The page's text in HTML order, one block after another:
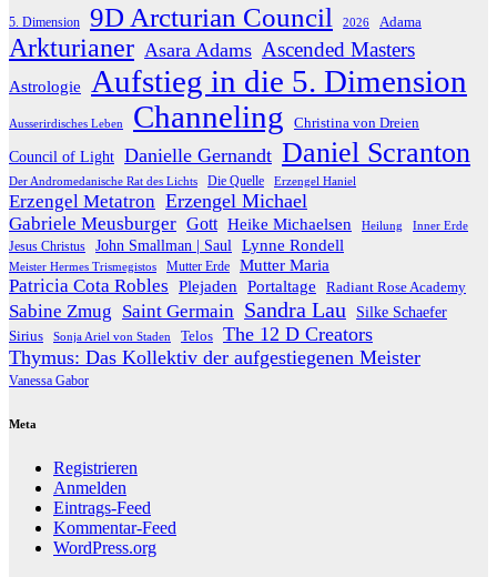
5. Dimension 9D Arcturian Council 2026 Adama
Arkturianer Asara Adams Ascended Masters
Astrologie Aufstieg in die 5. Dimension
Ausserirdisches Leben Channeling Christina von Dreien
Council of Light Danielle Gernandt Daniel Scranton
Der Andromedanische Rat des Lichts Die Quelle Erzengel Haniel
Erzengel Metatron Erzengel Michael
Gabriele Meusburger Gott Heike Michaelsen Heilung Inner Erde
Jesus Christus John Smallman | Saul Lynne Rondell
Meister Hermes Trismegistos Mutter Erde Mutter Maria
Patricia Cota Robles Plejaden Portaltage Radiant Rose Academy
Sabine Zmug Saint Germain Sandra Lau Silke Schaefer
Sirius Sonja Ariel von Staden Telos The 12 D Creators
Thymus: Das Kollektiv der aufgestiegenen Meister
Vanessa Gabor
Meta
Registrieren
Anmelden
Eintrags-Feed
Kommentar-Feed
WordPress.org